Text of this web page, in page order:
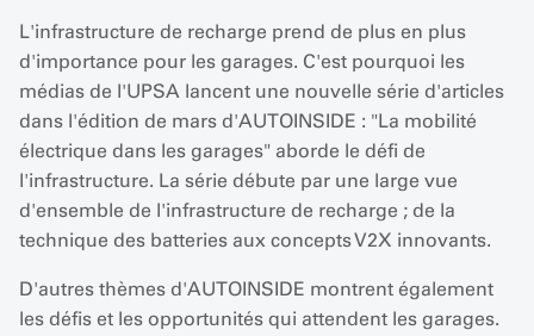
L'infrastructure de recharge prend de plus en plus
d'importance pour les garages. C'est pourquoi les
médias de l'UPSA lancent une nouvelle série d'articles
dans l'édition de mars d'AUTOINSIDE : "La mobilité
électrique dans les garages" aborde le défi de
l'infrastructure. La série débute par une large vue
d'ensemble de l'infrastructure de recharge ; de la
technique des batteries aux concepts V2X innovants.
D'autres thèmes d'AUTOINSIDE montrent également
les défis et les opportunités qui attendent les garages.